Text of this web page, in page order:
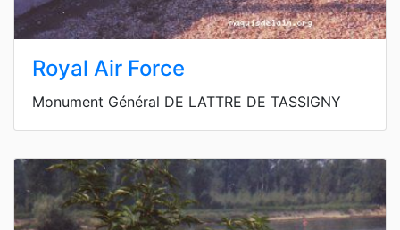
Royal Air Force
Monument Général DE LATTRE DE TASSIGNY